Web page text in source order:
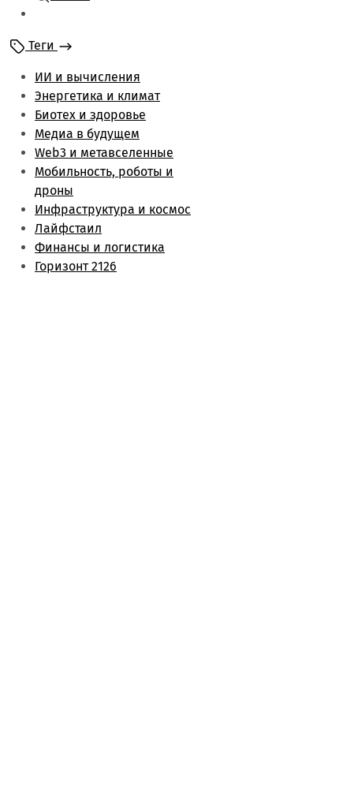
Энергетика и климат
Лайфстаил
Биотех и здоровье
Финансы и логистика
Метаверс и web3
Инфраструктура и
космос
Будущее медиа
Обзоры
Теги
ИИ и вычисления
Энергетика и климат
Биотех и здоровье
Медиа в будущем
Web3 и метавселенные
Мобильность, роботы и
дроны
Инфраструктура и космос
Лайфстаил
Финансы и логистика
Горизонт 2126